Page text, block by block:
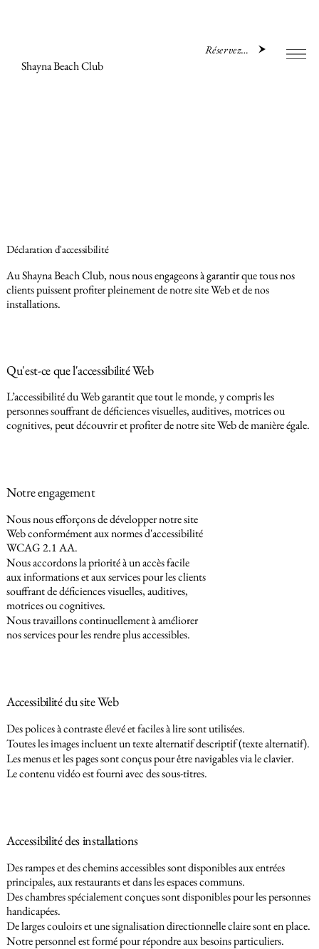
Shayna Beach Club
Réservez maintenant
Déclaration d'accessibilité
Au Shayna Beach Club, nous nous engageons à garantir que tous nos
clients puissent profiter pleinement de notre site Web et de nos
installations.
Qu'est-ce que l'accessibilité Web
L’accessibilité du Web garantit que tout le monde, y compris les
personnes souffrant de déficiences visuelles, auditives, motrices ou
cognitives, peut découvrir et profiter de notre site Web de manière égale.
Notre engagement
Nous nous efforçons de développer notre site
Web conformément aux normes d'accessibilité
WCAG 2.1 AA.
Nous accordons la priorité à un accès facile
aux informations et aux services pour les clients
souffrant de déficiences visuelles, auditives,
motrices ou cognitives.
Nous travaillons continuellement à améliorer
nos services pour les rendre plus accessibles.
Accessibilité du site Web
Des polices à contraste élevé et faciles à lire sont utilisées.
Toutes les images incluent un texte alternatif descriptif (texte alternatif).
Les menus et les pages sont conçus pour être navigables via le clavier.
Le contenu vidéo est fourni avec des sous-titres.
Accessibilité des installations
Des rampes et des chemins accessibles sont disponibles aux entrées
principales, aux restaurants et dans les espaces communs.
Des chambres spécialement conçues sont disponibles pour les personnes
handicapées.
De larges couloirs et une signalisation directionnelle claire sont en place.
Notre personnel est formé pour répondre aux besoins particuliers.